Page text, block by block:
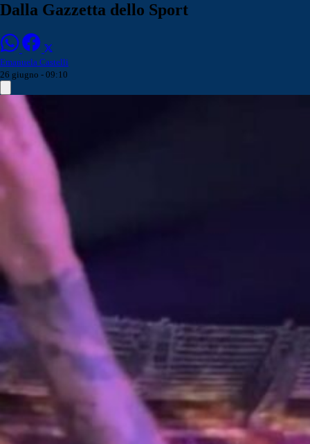
Dalla Gazzetta dello Sport
Emanuela Castelli
26 giugno - 09:10